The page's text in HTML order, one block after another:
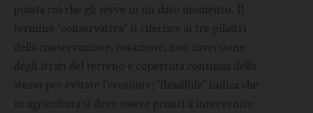
pianta ciò che gli serve in un dato momento. Il
termine “conservativa” si riferisce ai tre pilastri
della conservazione: rotazione, non inversione
degli strati del terreno e copertura continua dello
stesso per evitare l’erosione; “flessibile” indica che
in agricoltura si deve essere pronti a intervenire